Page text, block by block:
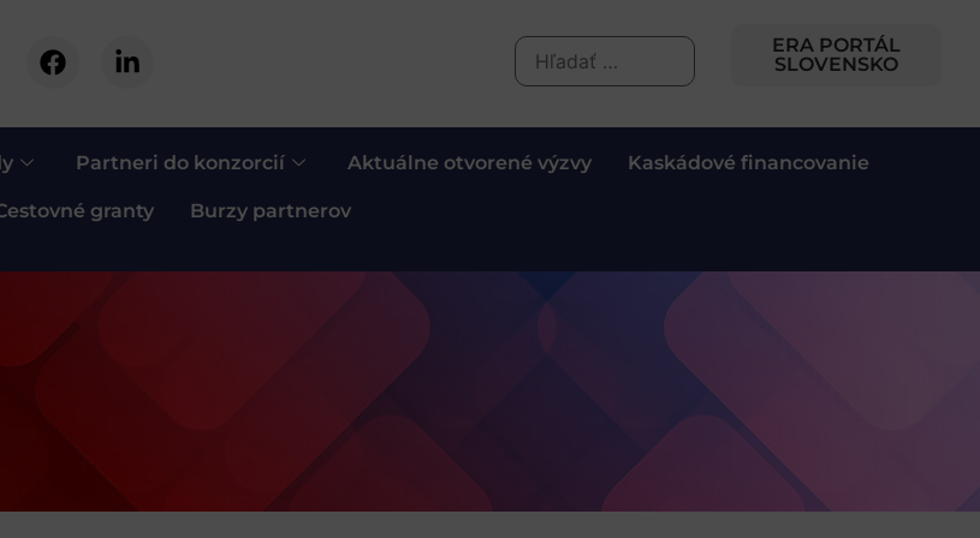
ERA PORTÁL
SLOVENSKO
Partneri do konzorcií Aktuálne otvorené výzvy Kaskádové financovanie
granty Burzy partnerov